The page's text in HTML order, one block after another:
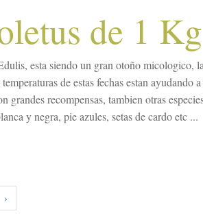
de 1 Kg
esta siendo un gran otoño micologico,
de estas fechas estan ayudando
grandes recompensas, tambien otras
y negra, pie azules, setas de cardo etc ...
›